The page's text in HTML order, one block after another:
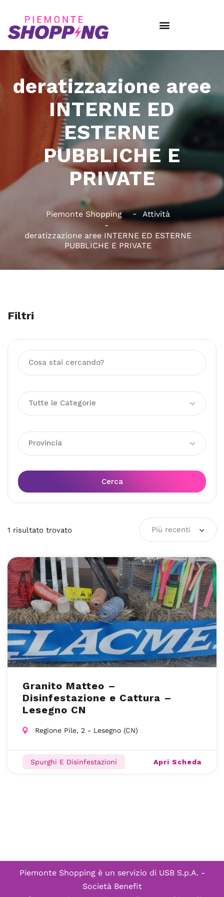
deratizzazione aree
INTERNE ED
ESTERNE
PUBBLICHE E
PRIVATE
Piemonte Shopping Attività
deratizzazione aree INTERNE ED ESTERNE
PUBBLICHE E PRIVATE
Filtri
Tutte le Categorie
Provincia
Cerca
1 risultato trovato Più recenti
Granito Matteo –
Disinfestazione e Cattura –
Lesegno CN
Regione Pile, 2 - Lesegno (CN)
Spurghi E Disinfestazioni Apri Scheda
Piemonte Shopping è un servizio di USB S.p.A. -
Società Benefit